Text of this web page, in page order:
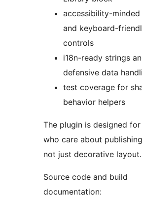
accessibility-minded
and keyboard-
controls
i18n-ready strings
defensive data
test coverage for
behavior helpers
The plugin is designed
who care about
not just decorative layout.
Source code and build
documentation: